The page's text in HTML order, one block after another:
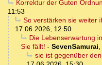
Korrektur der Guten
11:53
So verstärken sie weiter
17.06.2026, 12:50
Die Lebenserwartung
Sie fällt! - SevenSamurai,
sie ist gegenüber